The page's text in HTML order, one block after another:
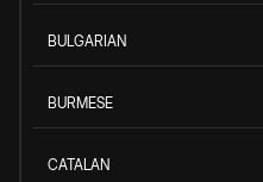
BULGARIAN
BURMESE
CATALAN